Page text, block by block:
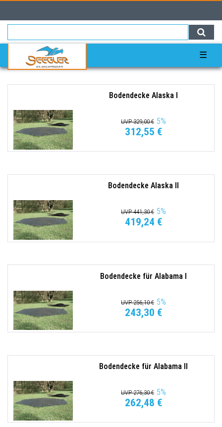
☰
Bodendecke Alaska I
UVP 329,00 € 5%
312,55 €
Bodendecke Alaska II
UVP 441,30 € 5%
419,24 €
Bodendecke für Alabama I
UVP 256,10 € 5%
243,30 €
Bodendecke für Alabama II
UVP 276,30 € 5%
262,48 €